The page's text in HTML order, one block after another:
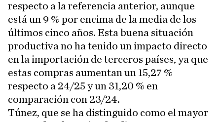
respecto a la referencia anterior, aunque
está un 9 % por encima de la media de los
últimos cinco años. Esta buena situación
productiva no ha tenido un impacto directo
en la importación de terceros países, ya que
estas compras aumentan un 15,27 %
respecto a 24/25 y un 31,20 % en
comparación con 23/24.
Túnez, que se ha distinguido como el mayor